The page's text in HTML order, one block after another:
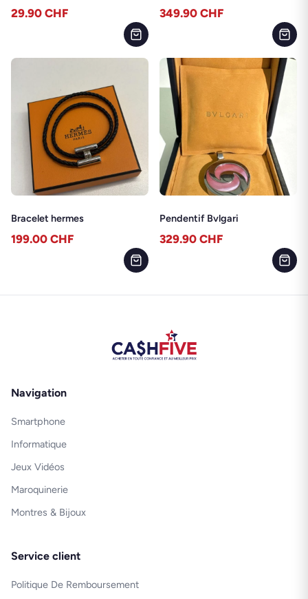
29.90 CHF 349.90 CHF
Bracelet hermes
199.00 CHF
Pendentif Bvlgari
329.90 CHF
Navigation
Smartphone
Informatique
Jeux Vidéos
Maroquinerie
Montres & Bijoux
Service client
Politique De Remboursement